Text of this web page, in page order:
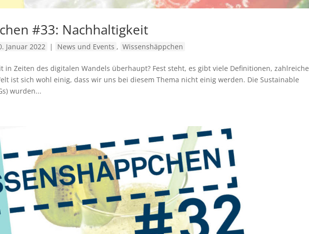
#33: Nachhaltigkeit
Januar 2022 | News und Events , Wissenshäppchen
in Zeiten des digitalen Wandels überhaupt? Fest steht, es gibt viele Definitionen, zahlreiche
ist sich wohl einig, dass wir uns bei diesem Thema nicht einig werden. Die Sustainable
wurden...